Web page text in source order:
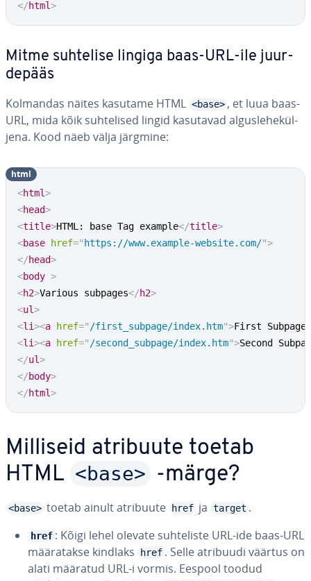
</html>
Mitme suhtelise lingiga baas-URL-ile juur­
de­pääs
Kolmandas näites kasutame HTML <base> , et luua baas-
URL, mida kõik suh­te­li­sed lingid kasutavad al­gus­le­he­kül­
jena. Kood näeb välja järgmine:
<html>
<head>
<title>HTML: base Tag example</title>
<base href=" https://www.example-website.com/">
</head>
<body >
<h2>Various subpages</h2>
<ul>
<li><a href=" /first_subpage/index.htm">First Subpage
<li><a href=" /second_subpage/index.htm">Second
</ul>
</body>
</html>
html
Milliseid atribuute toetab
HTML <base> -märge?
<base> toetab ainult atribuute href ja target .
href : Kõigi lehel olevate suh­te­liste URL-ide baas-URL
mää­ra­takse kindlaks
href . Selle atribuudi väärtus on
alati määratud URL-i vormis. Eespool toodud